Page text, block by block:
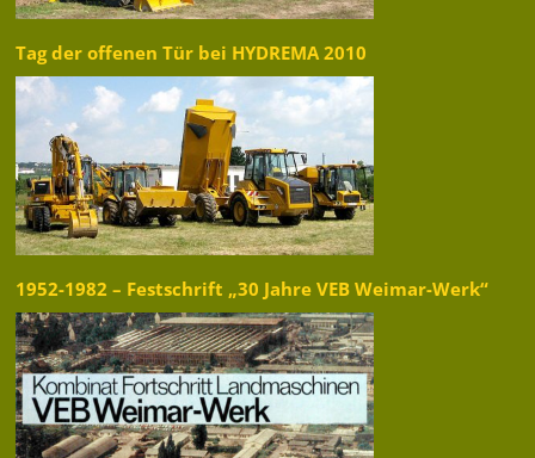
Tag der offenen Tür bei HYDREMA 2010
1952-1982 – Festschrift „30 Jahre VEB Weimar-Werk“